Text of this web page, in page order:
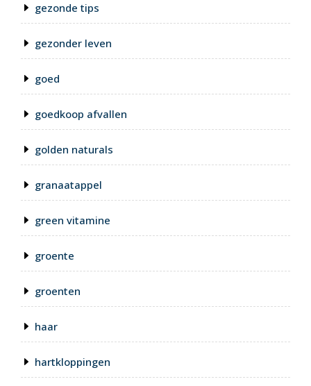
gezonde tips
gezonder leven
goed
goedkoop afvallen
golden naturals
granaatappel
green vitamine
groente
groenten
haar
hartkloppingen